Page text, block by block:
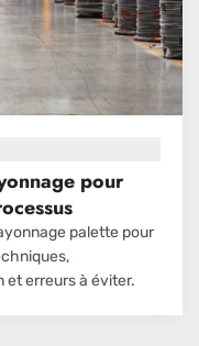
pour
palette pour
et erreurs à éviter.